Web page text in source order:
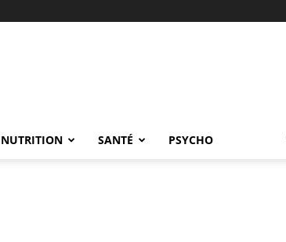
NUTRITION SANTÉ PSYCHO